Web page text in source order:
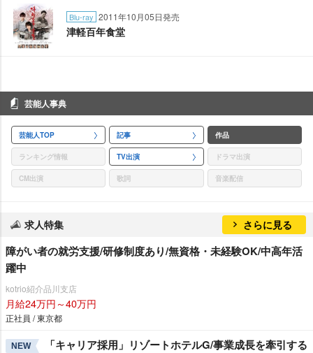
Blu-ray 2011年10月05日発売
津軽百年食堂
芸能人事典
芸能人TOP 記事 作品
ランキング情報 TV出演 ドラマ出演
CM出演 歌詞 音楽配信
求人特集 さらに見る
障がい者の就労支援/研修制度あり/無資格・未経験OK/中高年活
躍中
kotrio紹介品川支店
月給24万円～40万円
正社員 / 東京都
NEW
「キャリア採用」リゾートホテルG/事業成長を牽引する